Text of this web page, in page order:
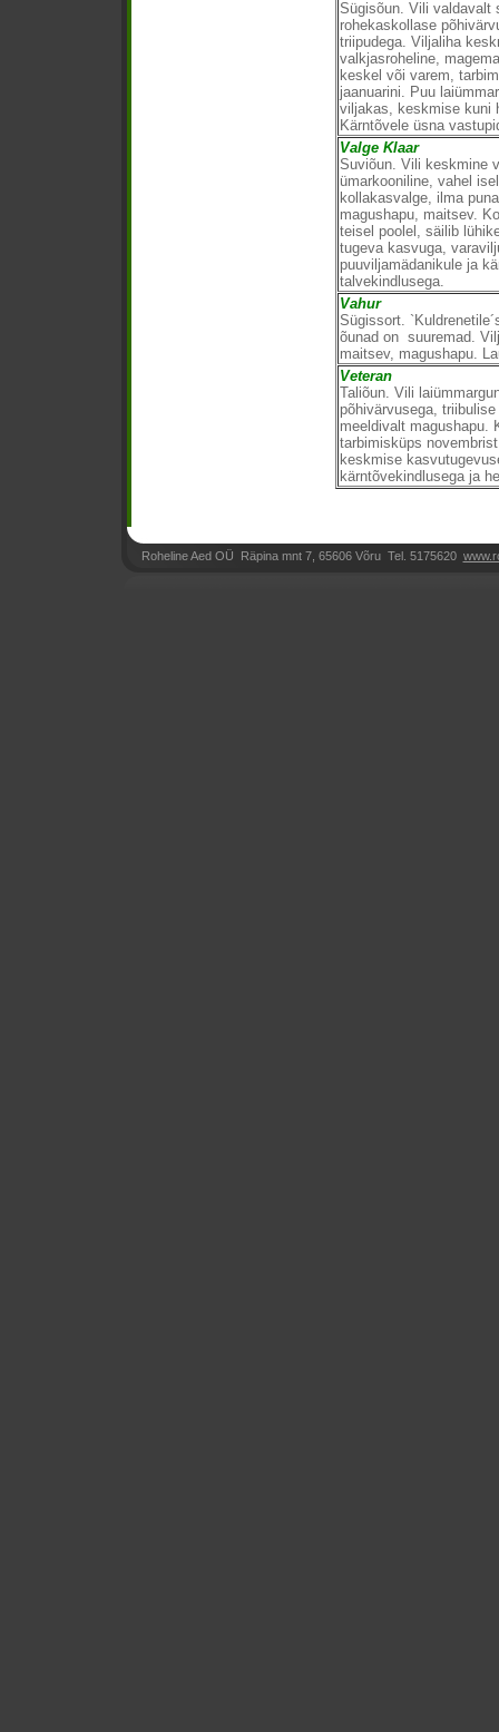
Sügisõun. Vili valdavalt
rohekaskollase
triipudega. Viljaliha
valkjasroheline,
keskel või varem,
jaanuarini. Puu
viljakas, keskmise kuni
Kärntõvele üsna
Valge Klaar
Suviõun. Vili keskmine
ümarkooniline, vahel
kollakasvalge, ilma
magushapu, maitsev.
teisel poolel, säilib
tugeva kasvuga,
puuviljamädanikule ja
talvekindlusega.
Vahur
Sügissort.
õunad on suuremad.
maitsev, magushapu.
Veteran
Taliõun. Vili
põhivärvusega,
meeldivalt magushapu.
tarbimisküps
keskmise
kärntõvekindlusega ja
Roheline Aed OÜ Räpina mnt 7, 65606 Võru Tel. 5175620